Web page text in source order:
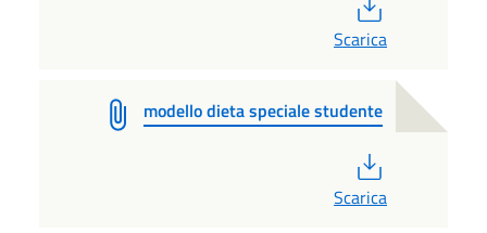
Scarica
modello dieta speciale studente
Scarica